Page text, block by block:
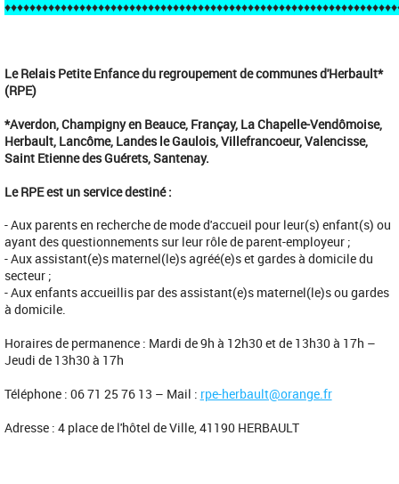
Le Relais Petite Enfance du regroupement de communes d'Herbault*
(RPE)
*Averdon, Champigny en Beauce, Françay, La Chapelle-Vendômoise,
Herbault, Lancôme, Landes le Gaulois, Villefrancoeur, Valencisse,
Saint Etienne des Guérets, Santenay.
Le RPE est un service destiné :
- Aux parents en recherche de mode d'accueil pour leur(s) enfant(s) ou
ayant des questionnements sur leur rôle de parent-employeur ;
- Aux assistant(e)s maternel(le)s agréé(e)s et gardes à domicile du
secteur ;
- Aux enfants accueillis par des assistant(e)s maternel(le)s ou gardes
à domicile.
Horaires de permanence : Mardi de 9h à 12h30 et de 13h30 à 17h –
Jeudi de 13h30 à 17h
Téléphone : 06 71 25 76 13 – Mail : rpe-herbault@orange.fr
Adresse : 4 place de l'hôtel de Ville, 41190 HERBAULT